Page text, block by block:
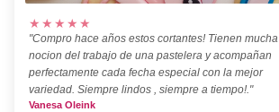
★★★★★
"Compro hace años estos cortantes! Tienen mucha
nocion del trabajo de una pastelera y acompañan
perfectamente cada fecha especial con la mejor
variedad. Siempre lindos , siempre a tiempo!."
Vanesa Oleink